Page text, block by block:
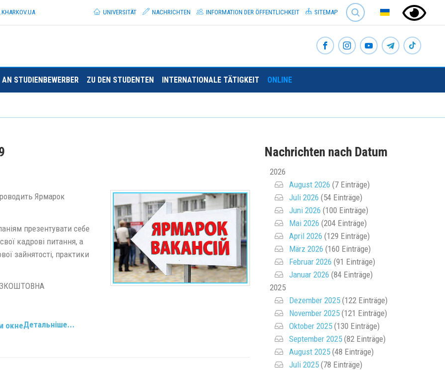
UA
SEARCH
UNIVERSITÄT
NACHRICHTEN INFORMATION DER ÖFFENTLICHKEIT SITEMAP
AN STUDIENBEWERBER ZU DEN STUDENTEN INTERNATIONALE TÄTIGKEIT ONLINE
Ярмарок
презентувати себе
кадрові питання, а
зайнятості, практики
Детальніше...
Nachrichten nach Datum
2026
August 2026 (7 Einträge)
Juli 2026 (54 Einträge)
Juni 2026 (100 Einträge)
Mai 2026 (204 Einträge)
April 2026 (129 Einträge)
März 2026 (160 Einträge)
Februar 2026 (91 Einträge)
Januar 2026 (84 Einträge)
2025
Dezember 2025(122 Einträge)
November 2025(121 Einträge)
Oktober 2025(130 Einträge)
September 2025(82 Einträge)
August 2025(48 Einträge)
Juli 2025(78 Einträge)